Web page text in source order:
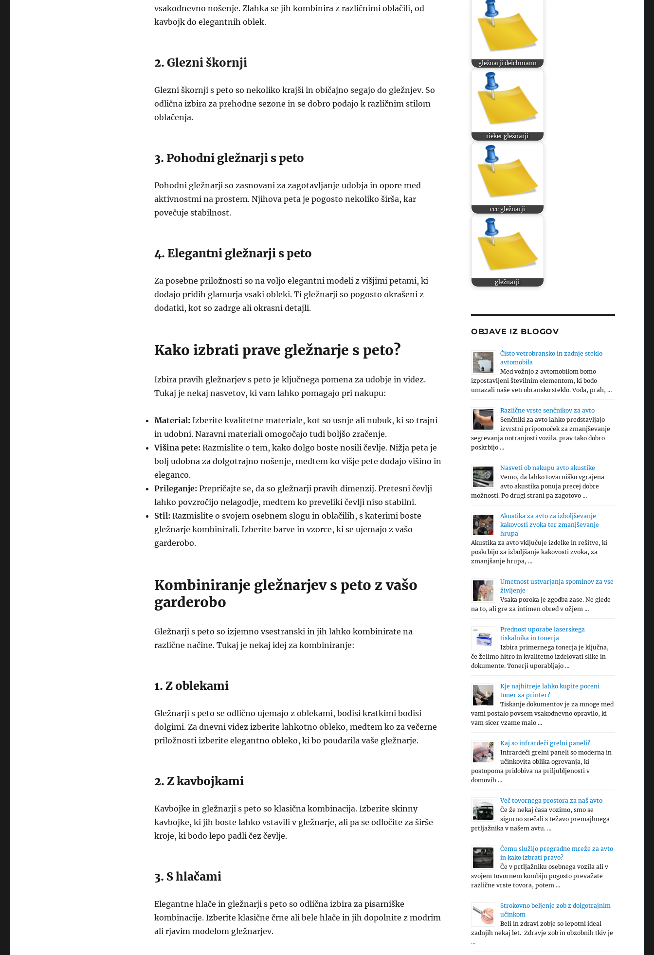
vsakodnevno nošenje. Zlahka se jih kombinira z različnimi oblačili, od
kavbojk do elegantnih oblek.
2. Glezni škornji
Glezni škornji s peto so nekoliko krajši in običajno segajo do gležnjev. So
odlična izbira za prehodne sezone in se dobro podajo k različnim stilom
oblačenja.
3. Pohodni gležnarji s peto
Pohodni gležnarji so zasnovani za zagotavljanje udobja in opore med
aktivnostmi na prostem. Njihova peta je pogosto nekoliko širša, kar
povečuje stabilnost.
4. Elegantni gležnarji s peto
Za posebne priložnosti so na voljo elegantni modeli z višjimi petami, ki
dodajo pridih glamurja vsaki obleki. Ti gležnarji so pogosto okrašeni z
dodatki, kot so zadrge ali okrasni detajli.
Kako izbrati prave gležnarje s peto?
Izbira pravih gležnarjev s peto je ključnega pomena za udobje in videz.
Tukaj je nekaj nasvetov, ki vam lahko pomagajo pri nakupu:
Material: Izberite kvalitetne materiale, kot so usnje ali nubuk, ki so trajni
in udobni. Naravni materiali omogočajo tudi boljšo zračenje.
Višina pete: Razmislite o tem, kako dolgo boste nosili čevlje. Nižja peta je
bolj udobna za dolgotrajno nošenje, medtem ko višje pete dodajo višino in
eleganco.
Prileganje: Prepričajte se, da so gležnarji pravih dimenzij. Pretesni čevlji
lahko povzročijo nelagodje, medtem ko preveliki čevlji niso stabilni.
Stil: Razmislite o svojem osebnem slogu in oblačilih, s katerimi boste
gležnarje kombinirali. Izberite barve in vzorce, ki se ujemajo z vašo
garderobo.
Kombiniranje gležnarjev s peto z vašo
garderobo
Gležnarji s peto so izjemno vsestranski in jih lahko kombinirate na
različne načine. Tukaj je nekaj idej za kombiniranje:
1. Z oblekami
Gležnarji s peto se odlično ujemajo z oblekami, bodisi kratkimi bodisi
dolgimi. Za dnevni videz izberite lahkotno obleko, medtem ko za večerne
priložnosti izberite elegantno obleko, ki bo poudarila vaše gležnarje.
2. Z kavbojkami
Kavbojke in gležnarji s peto so klasična kombinacija. Izberite skinny
kavbojke, ki jih boste lahko vstavili v gležnarje, ali pa se odločite za širše
kroje, ki bodo lepo padli čez čevlje.
3. S hlačami
Elegantne hlače in gležnarji s peto so odlična izbira za pisarniške
kombinacije. Izberite klasične črne ali bele hlače in jih dopolnite z modrim
ali rjavim modelom gležnarjev.
gležnarji deichmann
rieker gležnarji
ccc gležnarji
gležnarji
OBJAVE IZ BLOGOV
Čisto vetrobransko in zadnje steklo
avtomobila
Med vožnjo z avtomobilom bomo
izpostavljeni številnim elementom, ki bodo
umazali naše vetrobransko steklo. Voda, prah, …
Različne vrste senčnikov za avto
Senčniki za avto lahko predstavljajo
izvrstni pripomoček za zmanjševanje
segrevanja notranjosti vozila. prav tako dobro
poskrbijo …
Nasveti ob nakupu avto akustike
Vemo, da lahko tovarniško vgrajena
avto akustika ponuja precej dobre
možnosti. Po drugi strani pa zagotovo …
Akustika za avto za izboljševanje
kakovosti zvoka ter zmanjševanje
hrupa
Akustika za avto vključuje izdelke in rešitve, ki
poskrbijo za izboljšanje kakovosti zvoka, za
zmanjšanje hrupa, …
Umetnost ustvarjanja spominov za vse
življenje
Vsaka poroka je zgodba zase. Ne glede
na to, ali gre za intimen obred v ožjem …
Prednost uporabe laserskega
tiskalnika in tonerja
Izbira primernega tonerja je ključna,
če želimo hitro in kvalitetno izdelovati slike in
dokumente. Tonerji uporabljajo …
Kje najhitreje lahko kupite poceni
toner za printer?
Tiskanje dokumentov je za mnoge med
vami postalo povsem vsakodnevno opravilo, ki
vam sicer vzame malo …
Kaj so infrardeči grelni paneli?
Infrardeči grelni paneli so moderna in
učinkovita oblika ogrevanja, ki
postopoma pridobiva na priljubljenosti v
domovih …
Več tovornega prostora za naš avto
Če že nekaj časa vozimo, smo se
sigurno srečali s težavo premajhnega
prtljažnika v našem avtu. …
Čemu služijo pregradne mreže za avto
in kako izbrati pravo?
Če v prtljažniku osebnega vozila ali v
svojem tovornem kombiju pogosto prevažate
različne vrste tovora, potem …
Strokovno beljenje zob z dolgotrajnim
učinkom
Beli in zdravi zobje so lepotni ideal
zadnjih nekaj let. Zdravje zob in obzobnih tkiv je
…